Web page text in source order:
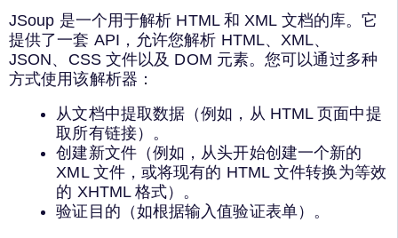
JSoup 是一个用于解析 HTML 和 XML 文档的库。它
提供了一套 API，允许您解析 HTML、XML、
JSON、CSS 文件以及 DOM 元素。您可以通过多种
方式使用该解析器：
从文档中提取数据（例如，从 HTML 页面中提
取所有链接）。
创建新文件（例如，从头开始创建一个新的
XML 文件，或将现有的 HTML 文件转换为等效
的 XHTML 格式）。
验证目的（如根据输入值验证表单）。